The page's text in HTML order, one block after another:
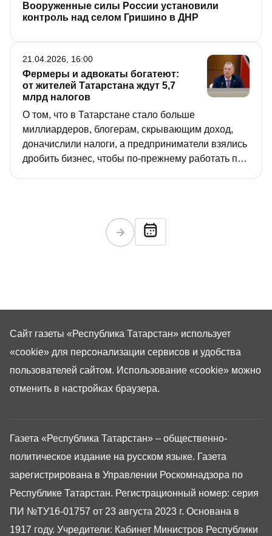
Вооруженные силы России установили
контроль над селом Гришино в ДНР
Фермеры и адвокаты богатеют:
от жителей Татарстана ждут 5,7
млрд налогов
О том, что в Татарстане стало больше
миллиардеров, блогерам, скрывающим доход,
доначислили налоги, а предприниматели взялись
дробить бизнес, чтобы по-прежнему работать по
Управления ФНС по РТ Марат Сафиуллин.
21.04.2026, 16:00
Газета «Республика Татарстан» – общественно-
политическое издание на русском языке. Газета
зарегистрирована в Управлении Роскомнадзора по
Республике Татарстан. Регистрационный номер: серия
ПИ №ТУ16-01757 от 23 августа 2023 г. Основана в
1917 году. Учредители: Кабинет Министров Республики
Сайт газеты «Республика Татарстан» использует
«cookie» для персонализации сервисов и удобства
пользователей сайтом. Использование «cookie» можно
отменить в настройках браузера.